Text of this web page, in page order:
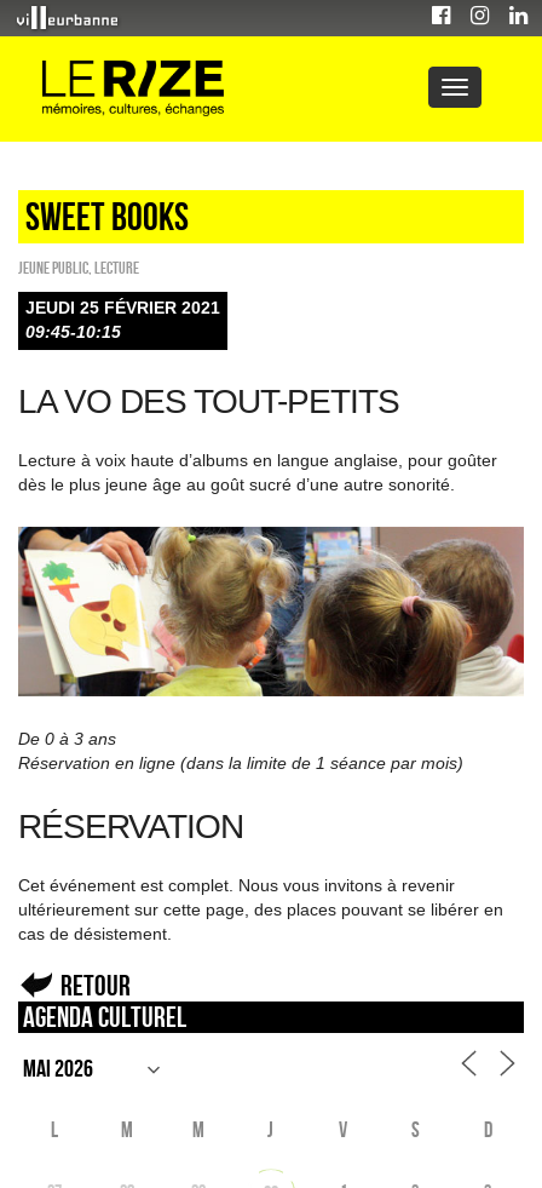
Sweet Books
Jeune public Lecture
JEUDI 25 FÉVRIER 2021
09:45-10:15
LA VO DES TOUT-PETITS
Lecture à voix haute d’albums en langue anglaise, pour goûter
dès le plus jeune âge au goût sucré d’une autre sonorité.
De 0 à 3 ans
Réservation en ligne (dans la limite de 1 séance par mois)
RÉSERVATION
Cet événement est complet. Nous vous invitons à revenir
ultérieurement sur cette page, des places pouvant se libérer en
cas de désistement.
Retour
Agenda culturel
L M M J V S D